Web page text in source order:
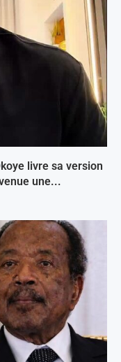
livre sa version
une...